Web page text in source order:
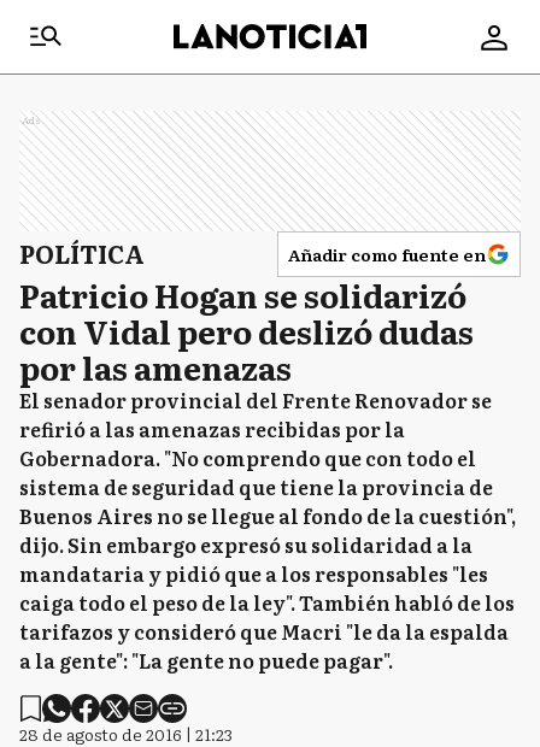
Ads
POLÍTICA Añadir como fuente en
Patricio Hogan se solidarizó
con Vidal pero deslizó dudas
por las amenazas
El senador provincial del Frente Renovador se
refirió a las amenazas recibidas por la
Gobernadora. "No comprendo que con todo el
sistema de seguridad que tiene la provincia de
Buenos Aires no se llegue al fondo de la cuestión",
dijo. Sin embargo expresó su solidaridad a la
mandataria y pidió que a los responsables "les
caiga todo el peso de la ley". También habló de los
tarifazos y consideró que Macri "le da la espalda
a la gente": "La gente no puede pagar".
28 de agosto de 2016 | 21:23